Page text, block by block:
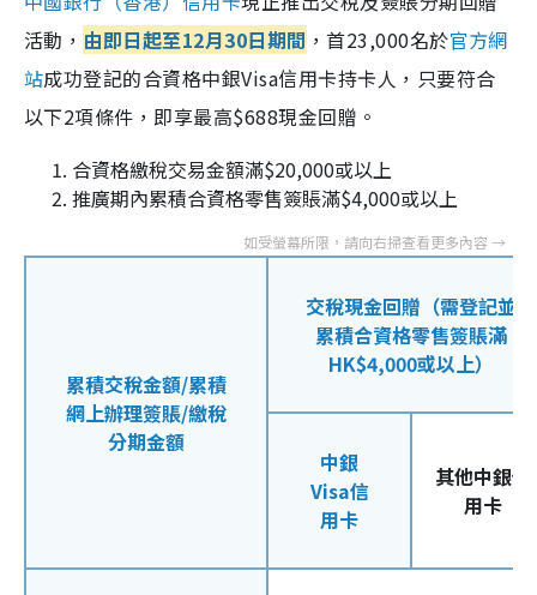
活動， 由即日起至12月30日期間 ，首23,000名於官方網
站成功登記的合資格中銀Visa信用卡持卡人，只要符合
以下2項條件，即享最高$688現金回贈。
合資格繳稅交易金額滿$20,000或以上
推廣期內累積合資格零售簽賬滿$4,000或以上
累積交稅金額/累積
網上辦理簽賬/繳稅
分期金額
交稅現金回贈（需登記並
累積合資格零售簽賬滿
HK$4,000或以上）
中銀
Visa信
用卡
其他中銀信
用卡